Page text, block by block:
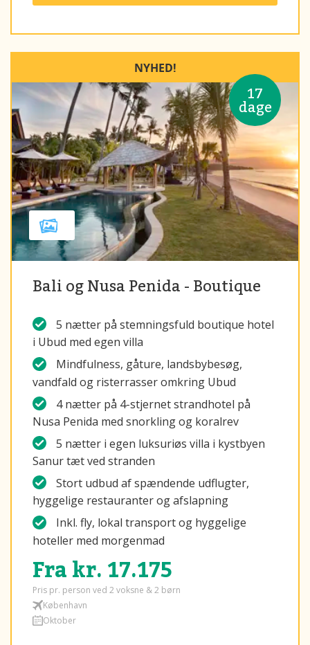
17
dage
NYHED!
Bali og Nusa Penida - Boutique
5 nætter på stemningsfuld boutique hotel
i Ubud med egen villa
Mindfulness, gåture, landsbybesøg,
vandfald og risterrasser omkring Ubud
4 nætter på 4-stjernet strandhotel på
Nusa Penida med snorkling og koralrev
5 nætter i egen luksuriøs villa i kystbyen
Sanur tæt ved stranden
Stort udbud af spændende udflugter,
hyggelige restauranter og afslapning
Inkl. fly, lokal transport og hyggelige
hoteller med morgenmad
Fra kr. 17.175
Pris pr. person ved 2 voksne & 2 børn
København
Oktober